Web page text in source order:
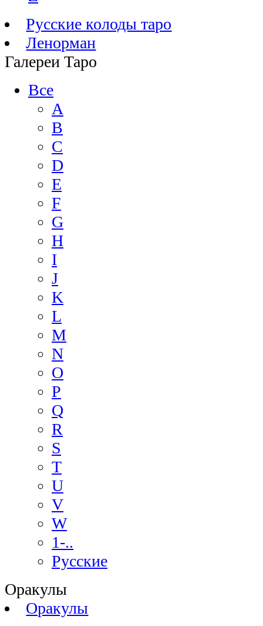
Русские колоды таро
Ленорман
Галереи Таро
Все
A
B
C
D
E
F
G
H
I
J
K
L
M
N
O
P
Q
R
S
T
U
V
W
1-..
Русские
Оракулы
Оракулы